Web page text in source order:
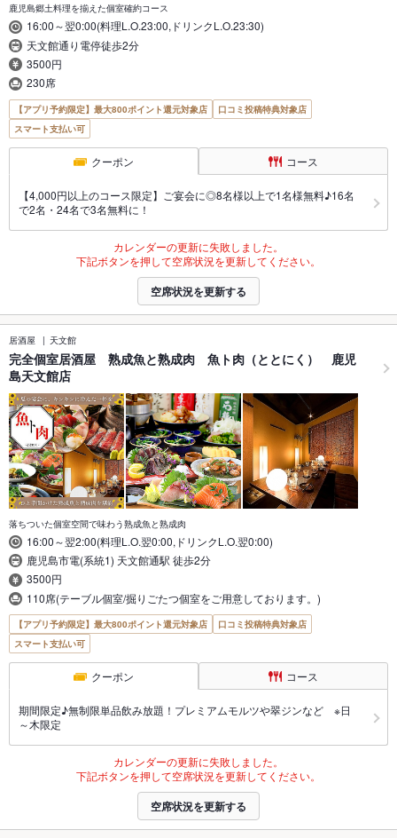
鹿児島郷土料理を揃えた個室確約コース
16:00～翌0:00(料理L.O.23:00,ドリンクL.O.23:30)
天文館通り電停徒歩2分
3500円
230席
【アプリ予約限定】最大800ポイント還元対象店
口コミ投稿特典対象店
スマート支払い可
クーポン コース
【4,000円以上のコース限定】ご宴会に◎8名様以上で1名様無料♪16名
で2名・24名で3名無料に！
カレンダーの更新に失敗しました。
下記ボタンを押して空席状況を更新してください。
空席状況を更新する
居酒屋 天文館
完全個室居酒屋 熟成魚と熟成肉 魚ト肉（ととにく） 鹿児
島天文館店
落ちついた個室空間で味わう熟成魚と熟成肉
16:00～翌2:00(料理L.O.翌0:00,ドリンクL.O.翌0:00)
鹿児島市電(系統1) 天文館通駅 徒歩2分
3500円
110席(テーブル個室/掘りごたつ個室をご用意しております。)
【アプリ予約限定】最大800ポイント還元対象店
口コミ投稿特典対象店
スマート支払い可
クーポン コース
期間限定♪無制限単品飲み放題！プレミアムモルツや翠ジンなど ※日
～木限定
カレンダーの更新に失敗しました。
下記ボタンを押して空席状況を更新してください。
空席状況を更新する